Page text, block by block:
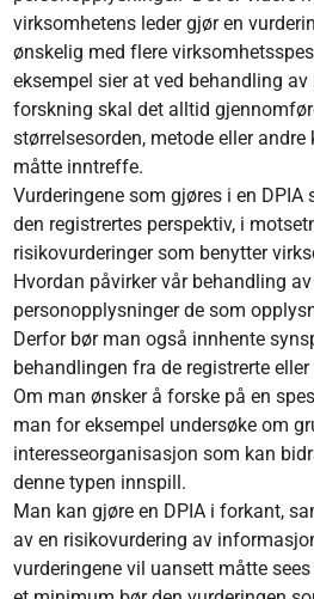
virksomhetens leder gjør en
ønskelig med flere
eksempel sier at ved behandling
forskning skal det alltid
størrelsesorden, metode eller
måtte inntreffe.
Vurderingene som gjøres i en
den registrertes perspektiv, i
risikovurderinger som benytter
Hvordan påvirker vår behandling av
personopplysninger de som
Derfor bør man også innhente
behandlingen fra de registrerte
Om man ønsker å forske på en
man for eksempel undersøke om
interesseorganisasjon som kan
denne typen innspill.
Man kan gjøre en DPIA i forkant,
av en risikovurdering av
vurderingene vil uansett måtte